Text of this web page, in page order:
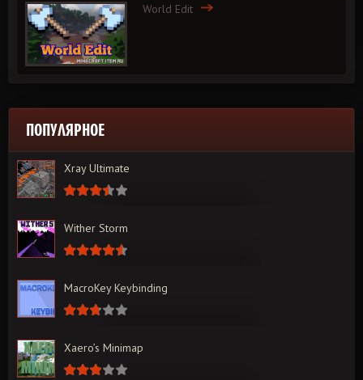
World Edit
ПОПУЛЯРНОЕ
Xray Ultimate
Wither Storm
MacroKey Keybinding
Xaero’s Minimap